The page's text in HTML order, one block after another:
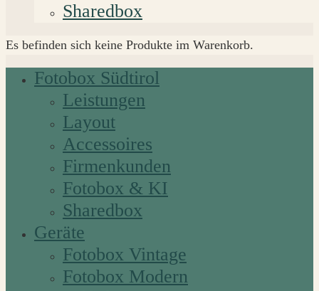
Sharedbox
Es befinden sich keine Produkte im Warenkorb.
Fotobox Südtirol
Leistungen
Layout
Accessoires
Firmenkunden
Fotobox & KI
Sharedbox
Geräte
Fotobox Vintage
Fotobox Modern